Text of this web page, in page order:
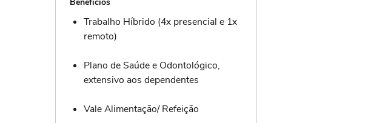
Trabalho Híbrido (4x presencial e 1x
remoto)
Plano de Saúde e Odontológico,
extensivo aos dependentes
Vale Alimentação/ Refeição